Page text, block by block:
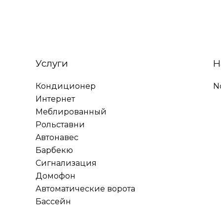
Услуги
Кондиционер
Интернет
Меблированный
Рольставни
Aвтонавес
Барбекю
Сигнализация
Домофон
Автоматические ворота
Бассейн